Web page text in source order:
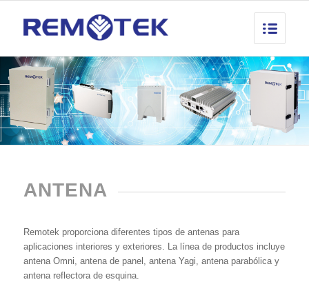
ANTENA
Remotek proporciona diferentes tipos de antenas para
aplicaciones interiores y exteriores. La línea de productos incluye
antena Omni, antena de panel, antena Yagi, antena parabólica y
antena reflectora de esquina.